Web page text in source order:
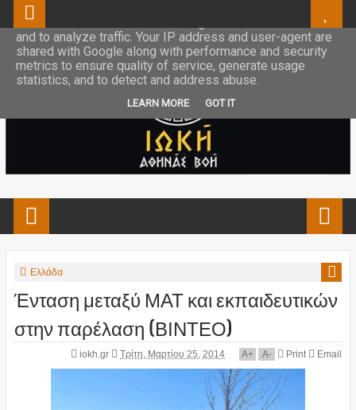
Ελλάδα
Ένταση μεταξύ ΜΑΤ και εκπαιδευτικών
στην παρέλαση (ΒΙΝΤΕΟ)
iokh.gr Τρίτη, Μαρτίου 25, 2014 A+ A- Print Email
This site uses cookies from Google to deliver its services
and to analyze traffic. Your IP address and user-agent are
shared with Google along with performance and security
metrics to ensure quality of service, generate usage
statistics, and to detect and address abuse.
LEARN MORE GOT IT